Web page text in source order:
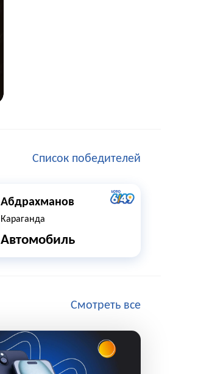
Список победителей
Абдрахманов
Караганда
Автомобиль
Смотреть все